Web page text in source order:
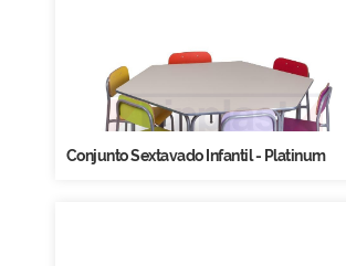
Conjunto Sextavado Infantil - Platinum